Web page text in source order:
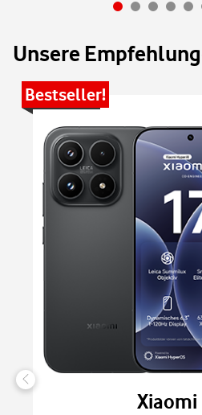
Unsere
Bestseller!
Xiaomi